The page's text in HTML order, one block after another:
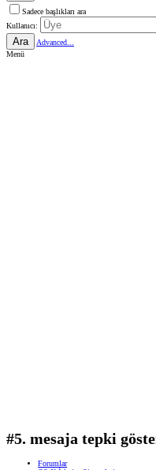
Sadece başlıkları ara
Kullanıcı:
Ara
Advanced...
Menü
#5. mesaja tepki
Forumlar